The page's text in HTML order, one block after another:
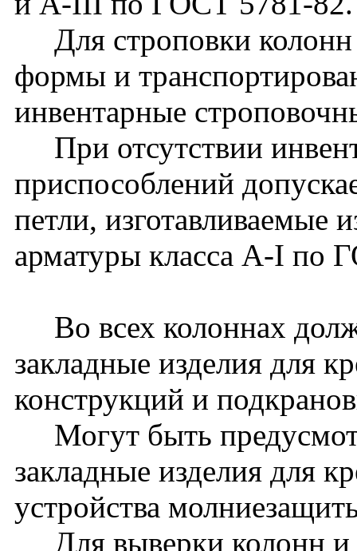
Для строповки колонн
формы и
инвентарные
При отсутствии
приспособлений
петли, изготавливаемые
арматуры класса A-I по
Во всех колоннах
закладные изделия для
конструкций и
Могут быть
закладные изделия для
устройства
Для выверки колонн